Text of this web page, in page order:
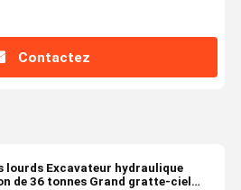
Contactez
lourds Excavateur hydraulique
de 36 tonnes Grand gratte-ciel